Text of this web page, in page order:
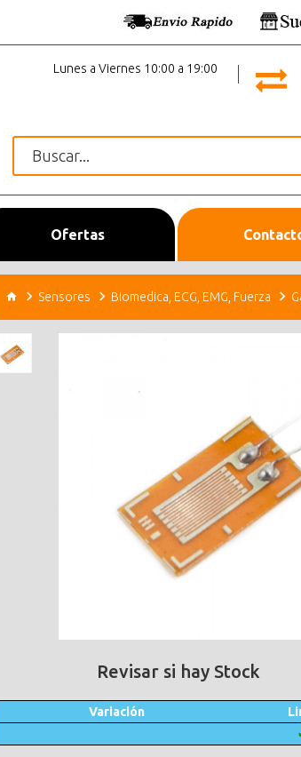
Lunes a Viernes 10:00 a 19:00
Ofertas
Sensores Biomedica, ECG, EMG, Fuerza
Revisar si hay Stock
Variación